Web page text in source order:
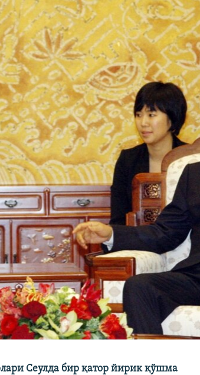
Сеулда бир қатор йирик қўшма